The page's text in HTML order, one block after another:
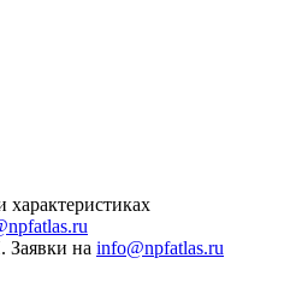
Заявки на info@npfatlas.ru